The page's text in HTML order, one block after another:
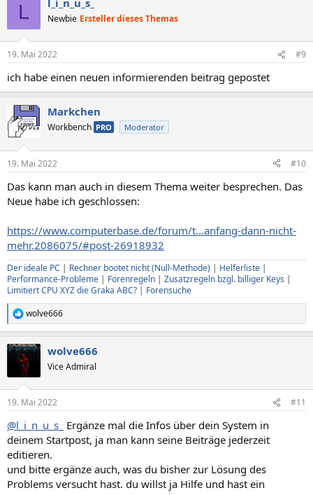
L Newbie Ersteller dieses Themas
19. Mai 2022 #9
ich habe einen neuen informierenden beitrag gepostet
Markchen
Workbench PRO Moderator
19. Mai 2022 #10
Das kann man auch in diesem Thema weiter besprechen. Das
Neue habe ich geschlossen:
https://www.computerbase.de/forum/t...anfang-dann-nicht-
mehr.2086075/#post-26918932
Der ideale PC | Rechner bootet nicht (Null-Methode) | Helferliste |
Performance-Probleme | Forenregeln | Zusatzregeln bzgl. billiger Keys |
Limitiert CPU XYZ die Graka ABC? | Forensuche
R
e
k
e
:
wolve666
wolve666
Vice Admiral
19. Mai 2022 #11
@l_i_n_u_s_ Ergänze mal die Infos über dein System in
deinem Startpost, ja man kann seine Beiträge jederzeit
editieren.
und bitte ergänze auch, was du bisher zur Lösung des
Problems versucht hast. du willst ja Hilfe und hast ein